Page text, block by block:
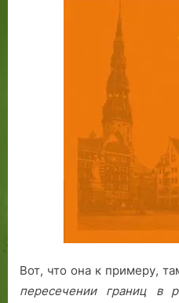
Вот, что она к примеру,
пересечении границ в